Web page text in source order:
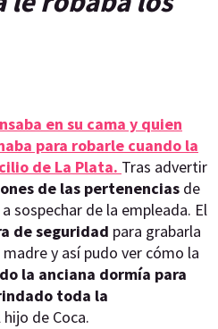
en su cama y quien
para robarle cuando la
de La Plata. Tras advertir
de las pertenencias de
sospechar de la empleada. El
de seguridad para grabarla
y así pudo ver cómo la
la anciana dormía para
toda la
de Coca.